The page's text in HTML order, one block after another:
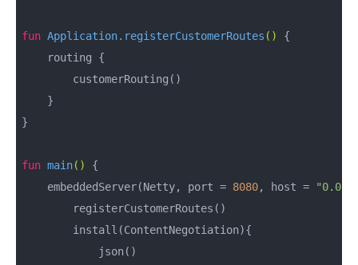
fun Application. registerCustomerRoutes ()
{
    routing {
        customerRouting()
    }
}
fun main()
{
    embeddedServer(Netty, port =
8080, host =
        registerCustomerRoutes()
        install(ContentNegotiation){
            json()